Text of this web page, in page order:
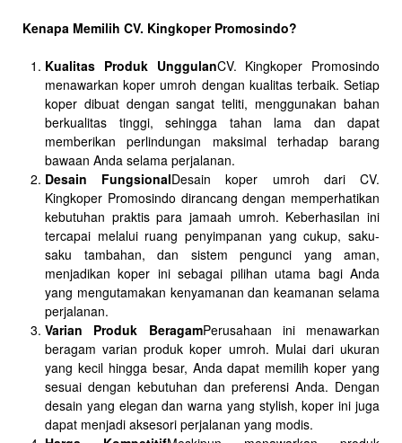
Kenapa Memilih CV. Kingkoper Promosindo?
Kualitas Produk UnggulanCV. Kingkoper Promosindo
menawarkan koper umroh dengan kualitas terbaik. Setiap
koper dibuat dengan sangat teliti, menggunakan bahan
berkualitas tinggi, sehingga tahan lama dan dapat
memberikan perlindungan maksimal terhadap barang
bawaan Anda selama perjalanan.
Desain FungsionalDesain koper umroh dari CV.
Kingkoper Promosindo dirancang dengan memperhatikan
kebutuhan praktis para jamaah umroh. Keberhasilan ini
tercapai melalui ruang penyimpanan yang cukup, saku-
saku tambahan, dan sistem pengunci yang aman,
menjadikan koper ini sebagai pilihan utama bagi Anda
yang mengutamakan kenyamanan dan keamanan selama
perjalanan.
Varian Produk BeragamPerusahaan ini menawarkan
beragam varian produk koper umroh. Mulai dari ukuran
yang kecil hingga besar, Anda dapat memilih koper yang
sesuai dengan kebutuhan dan preferensi Anda. Dengan
desain yang elegan dan warna yang stylish, koper ini juga
dapat menjadi aksesori perjalanan yang modis.